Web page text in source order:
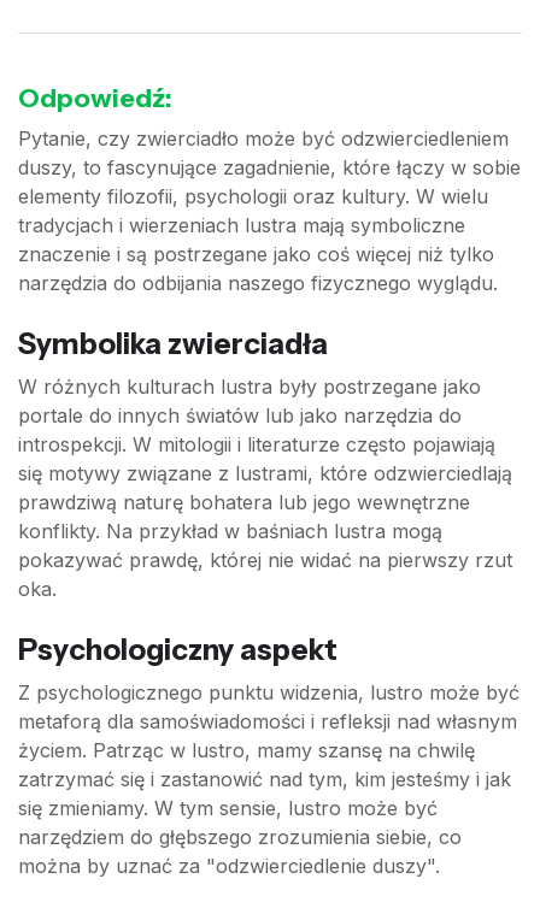
Odpowiedź:
Pytanie, czy zwierciadło może być odzwierciedleniem
duszy, to fascynujące zagadnienie, które łączy w sobie
elementy filozofii, psychologii oraz kultury. W wielu
tradycjach i wierzeniach lustra mają symboliczne
znaczenie i są postrzegane jako coś więcej niż tylko
narzędzia do odbijania naszego fizycznego wyglądu.
Symbolika zwierciadła
W różnych kulturach lustra były postrzegane jako
portale do innych światów lub jako narzędzia do
introspekcji. W mitologii i literaturze często pojawiają
się motywy związane z lustrami, które odzwierciedlają
prawdziwą naturę bohatera lub jego wewnętrzne
konflikty. Na przykład w baśniach lustra mogą
pokazywać prawdę, której nie widać na pierwszy rzut
oka.
Psychologiczny aspekt
Z psychologicznego punktu widzenia, lustro może być
metaforą dla samoświadomości i refleksji nad własnym
życiem. Patrząc w lustro, mamy szansę na chwilę
zatrzymać się i zastanowić nad tym, kim jesteśmy i jak
się zmieniamy. W tym sensie, lustro może być
narzędziem do głębszego zrozumienia siebie, co
można by uznać za "odzwierciedlenie duszy".